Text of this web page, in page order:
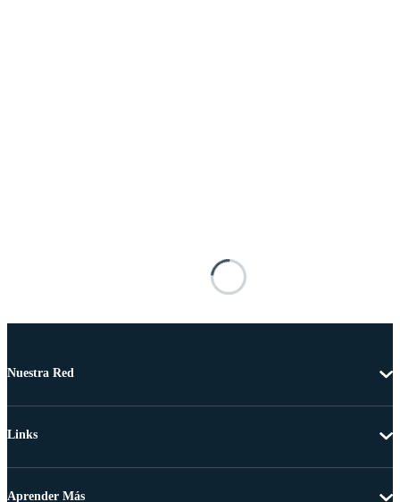
Nuestra Red
Links
Aprender Más